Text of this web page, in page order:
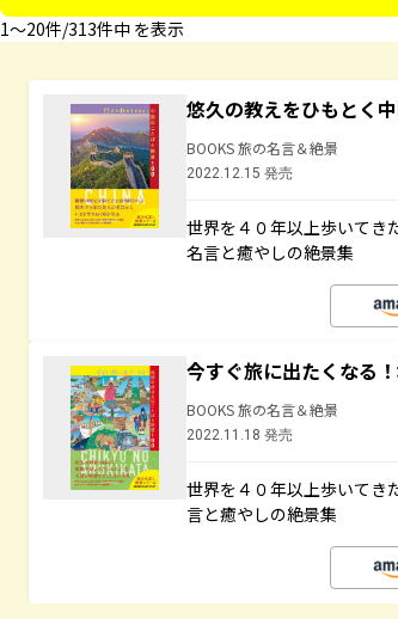
1〜20件/313件中 を表示
悠久の教えをひもとく
BOOKS 旅の名言＆絶景
2022.12.15 発売
世界を４０年以上歩いてき
名言と癒やしの絶景集
今すぐ旅に出たくなる
BOOKS 旅の名言＆絶景
2022.11.18 発売
世界を４０年以上歩いてき
言と癒やしの絶景集